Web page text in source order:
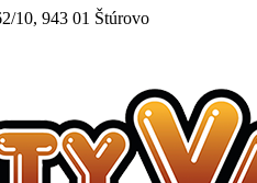
10, 943 01 Štúrovo